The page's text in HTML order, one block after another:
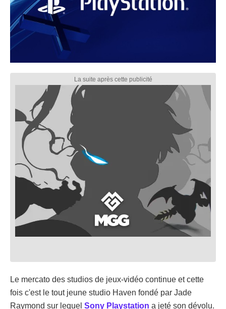
Le mercato des studios de jeux-vidéo continue et cette
fois c'est le tout jeune studio Haven fondé par Jade
Raymond sur lequel Sony Playstation a jeté son dévolu.